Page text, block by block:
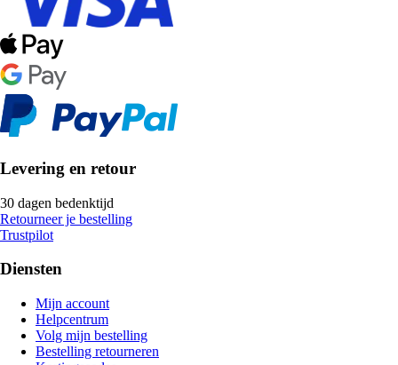
Levering en retour
30 dagen bedenktijd
Retourneer je bestelling
Trustpilot
Diensten
Mijn account
Helpcentrum
Volg mijn bestelling
Bestelling retourneren